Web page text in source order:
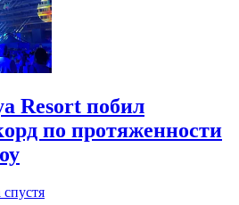
Resort побил
по протяженности
спустя